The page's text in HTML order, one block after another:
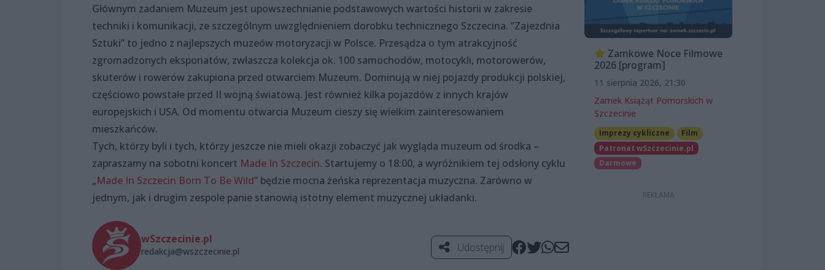
Głównym zadaniem Muzeum jest upowszechnianie podstawowych wartości historii w zakresie
techniki i komunikacji, ze szczególnym uwzględnieniem dorobku technicznego Szczecina. ”Zajezdnia
Sztuki” to jedno z najlepszych muzeów motoryzacji w Polsce. Przesądza o tym atrakcyjność
zgromadzonych eksponatów, zwłaszcza kolekcja ok. 100 samochodów, motocykli, motorowerów,
skuterów i rowerów zakupiona przed otwarciem Muzeum. Dominują w niej pojazdy produkcji polskiej,
częściowo powstałe przed II wojną światową. Jest również kilka pojazdów z innych krajów
europejskich i USA. Od momentu otwarcia Muzeum cieszy się wielkim zainteresowaniem
mieszkańców.
Tych, którzy byli i tych, którzy jeszcze nie mieli okazji zobaczyć jak wygląda muzeum od środka –
zapraszamy na sobotni koncert Made In Szczecin. Startujemy o 18:00, a wyróżnikiem tej odsłony cyklu
„Made In Szczecin Born To Be Wild” będzie mocna żeńska reprezentacja muzyczna. Zarówno w
jednym, jak i drugim zespole panie stanowią istotny element muzycznej układanki.
wSzczecinie.pl
redakcja@wszczecinie.pl Udostępnij
Zamkowe Noce Filmowe
2026 [program]
11 sierpnia 2026, 21:30
Zamek Książąt Pomorskich w
Szczecinie
Imprezy cykliczne
Film
Patronat wSzczecinie.pl
Darmowe